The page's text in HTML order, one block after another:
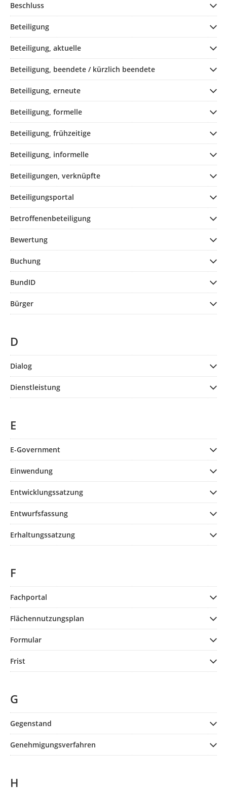
Beschluss
Beteiligung
Beteiligung, aktuelle
Beteiligung, beendete / kürzlich beendete
Beteiligung, erneute
Beteiligung, formelle
Beteiligung, frühzeitige
Beteiligung, informelle
Beteiligungen, verknüpfte
Beteiligungsportal
Betroffenenbeteiligung
Bewertung
Buchung
BundID
Bürger
D
Dialog
Dienstleistung
E
E-Government
Einwendung
Entwicklungssatzung
Entwurfsfassung
Erhaltungssatzung
F
Fachportal
Flächennutzungsplan
Formular
Frist
G
Gegenstand
Genehmigungsverfahren
H